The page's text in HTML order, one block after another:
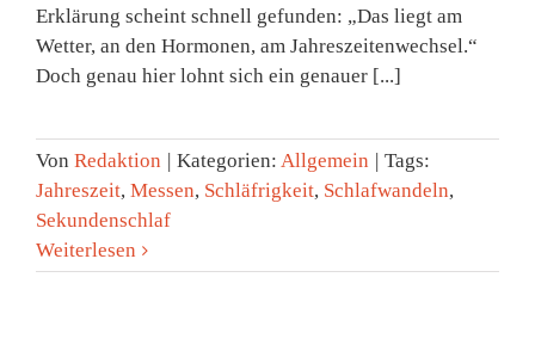
Erklärung scheint schnell gefunden: „Das liegt am
Wetter, an den Hormonen, am Jahreszeitenwechsel.“
Doch genau hier lohnt sich ein genauer [...]
Von Redaktion | Kategorien: Allgemein | Tags:
Jahreszeit, Messen, Schläfrigkeit, Schlafwandeln,
Sekundenschlaf
Weiterlesen